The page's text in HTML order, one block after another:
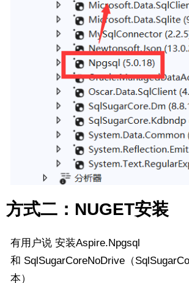
方式二：NUGET安装
有用户说 安装Aspire.Npgsql
和 SqlSugarCoreNoDrive（
本）